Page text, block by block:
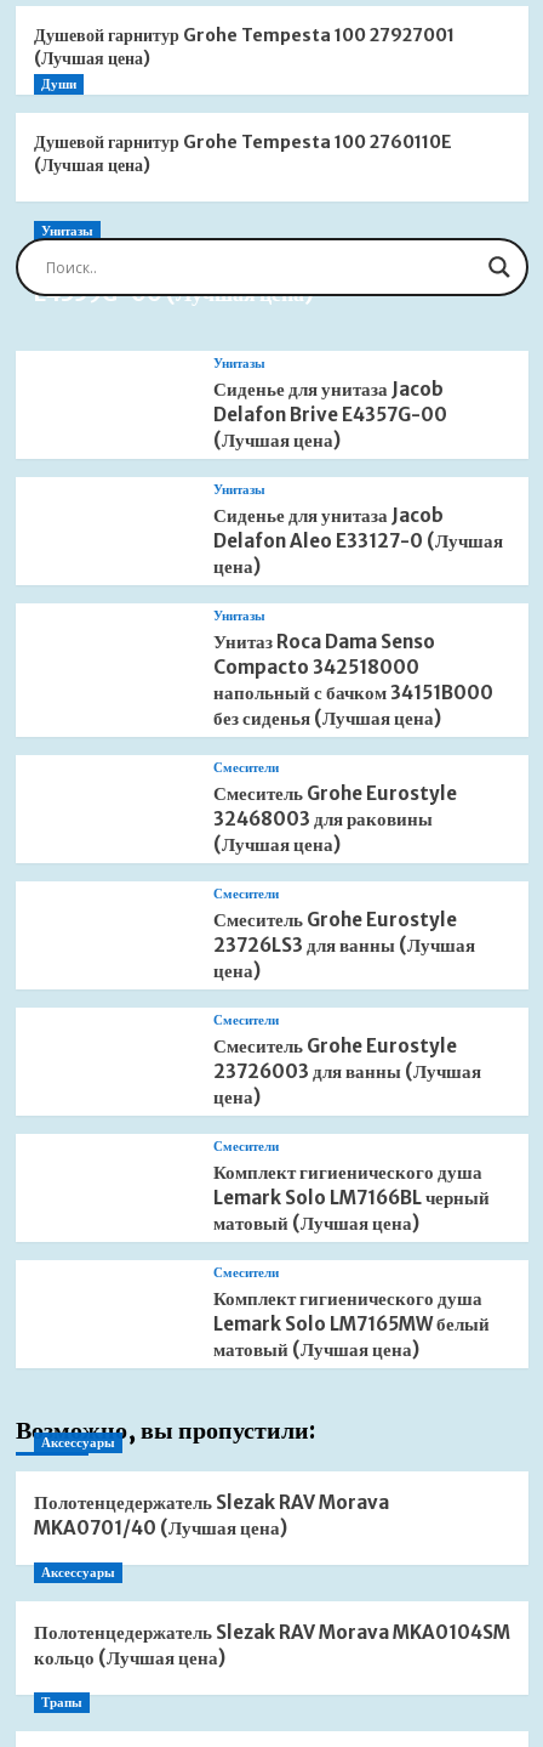
Душевой гарнитур Grohe Tempesta 100 27927001
(Лучшая цена)
Души
Душевой гарнитур Grohe Tempesta 100 2760110E
(Лучшая цена)
Унитазы
Сиденье для унитаза Jacob Delafon Brive
E4359G-00 (Лучшая цена)
Унитазы
Сиденье для унитаза Jacob
Delafon Brive E4357G-00
(Лучшая цена)
Унитазы
Сиденье для унитаза Jacob
Delafon Aleo E33127-0 (Лучшая
цена)
Унитазы
Унитаз Roca Dama Senso
Compacto 342518000
напольный с бачком 34151B000
без сиденья (Лучшая цена)
Смесители
Смеситель Grohe Eurostyle
32468003 для раковины
(Лучшая цена)
Смесители
Смеситель Grohe Eurostyle
23726LS3 для ванны (Лучшая
цена)
Смесители
Смеситель Grohe Eurostyle
23726003 для ванны (Лучшая
цена)
Смесители
Комплект гигиенического душа
Lemark Solo LM7166BL черный
матовый (Лучшая цена)
Смесители
Комплект гигиенического душа
Lemark Solo LM7165MW белый
матовый (Лучшая цена)
Возможно, вы пропустили:
Аксессуары
Полотенцедержатель Slezak RAV Morava
MKA0701/40 (Лучшая цена)
Аксессуары
Полотенцедержатель Slezak RAV Morava MKA0104SM
кольцо (Лучшая цена)
Трапы